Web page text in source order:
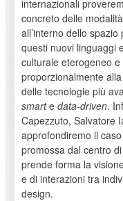
internazionali
concreto delle
all’interno dello
questi nuovi linguaggi
culturale eterogeneo
proporzionalmente
delle tecnologie più
smarte data-driven.
Capezzuto, Salvatore
approfondiremo il
promossa dal centro
prende forma la
e di interazioni tra
design.